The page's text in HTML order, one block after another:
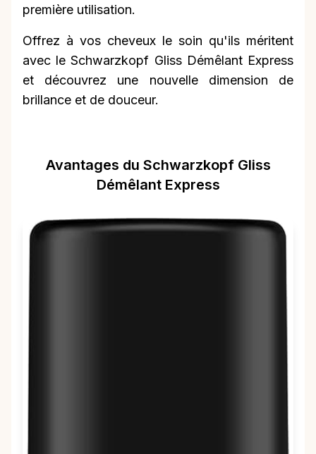
première utilisation.
Offrez à vos cheveux le soin qu'ils méritent
avec le Schwarzkopf Gliss Démêlant Express
et découvrez une nouvelle dimension de
brillance et de douceur.
Avantages du Schwarzkopf Gliss
Démêlant Express